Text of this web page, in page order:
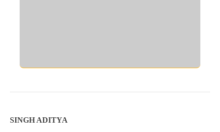
SINGH ADITYA